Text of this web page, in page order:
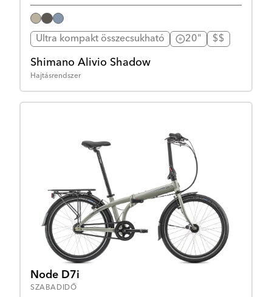
Ultra kompakt összecsukható 20" $$
Shimano Alivio Shadow
Hajtásrendszer
Node D7i
SZABADIDŐ